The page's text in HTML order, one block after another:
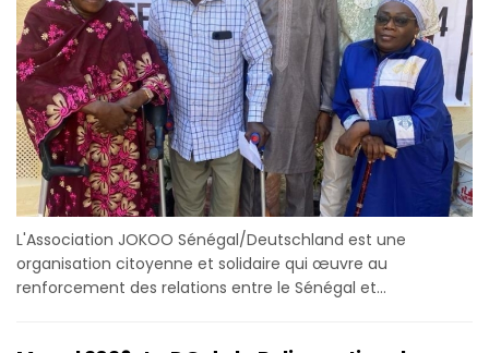
L'Association JOKOO Sénégal/Deutschland est une
organisation citoyenne et solidaire qui œuvre au
renforcement des relations entre le Sénégal et...